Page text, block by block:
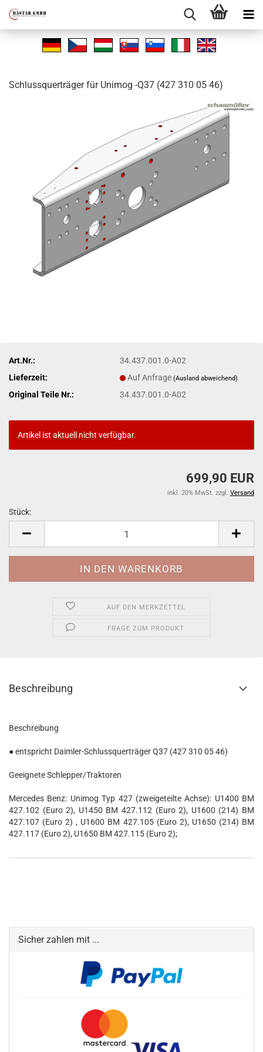
Schluss­quer­trä­ger für Uni­mog -Q37 (427 310 05 46)
Art.Nr.:
34.437.001.0-A02
Lieferzeit:
Auf Anfrage(Ausland abweichend)
Original Teile Nr.: 34.437.001.0-A02
Artikel ist aktuell nicht verfügbar.
699,90 EUR
inkl. 20% MwSt. zzgl. Versand
Stück:
AUF DEN MERKZETTEL
FRAGE ZUM PRODUKT
Beschreibung
Beschreibung
● entspricht Daimler-Schlussquerträger Q37 (427 310 05 46)
Geeignete Schlepper/Traktoren
Mercedes Benz: Unimog Typ 427 (zweigeteilte Achse): U1400 BM
427.102 (Euro 2), U1450 BM 427.112 (Euro 2), U1600 (214) BM
427.107 (Euro 2) , U1600 BM 427.105 (Euro 2), U1650 (214) BM
427.117 (Euro 2), U1650 BM 427.115 (Euro 2);
Sicher zahlen mit ...